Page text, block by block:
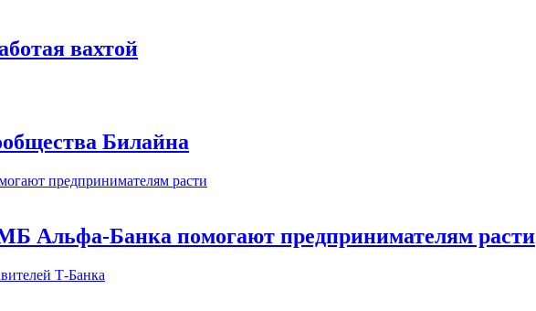
вахтой
Билайна
Альфа-Банка помогают предпринимателям расти